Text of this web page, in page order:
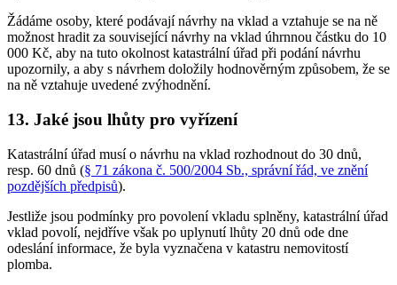
Žádáme osoby, které podávají návrhy na vklad a vztahuje se na ně
možnost hradit za související návrhy na vklad úhrnnou částku do 10
000 Kč, aby na tuto okolnost katastrální úřad při podání návrhu
upozornily, a aby s návrhem doložily hodnověrným způsobem, že se
na ně vztahuje uvedené zvýhodnění.
13. Jaké jsou lhůty pro vyřízení
Katastrální úřad musí o návrhu na vklad rozhodnout do 30 dnů,
resp. 60 dnů (§ 71 zákona č. 500/2004 Sb., správní řád, ve znění
pozdějších předpisů).
Jestliže jsou podmínky pro povolení vkladu splněny, katastrální úřad
vklad povolí, nejdříve však po uplynutí lhůty 20 dnů ode dne
odeslání informace, že byla vyznačena v katastru nemovitostí
plomba.